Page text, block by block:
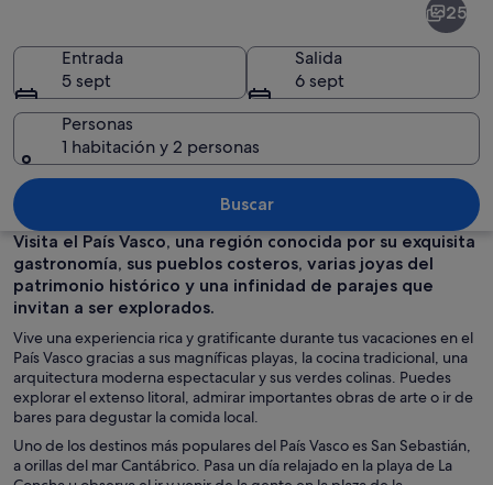
Un edificio moderno con un diseño
25
Entrada
5 sept
Salida
6 sept
Personas
1 habitación y 2 personas
Buscar
Visita el País Vasco, una región conocida por su exquisita
gastronomía, sus pueblos costeros, varias joyas del
patrimonio histórico y una infinidad de parajes que
invitan a ser explorados.
Vive una experiencia rica y gratificante durante tus vacaciones en el
País Vasco gracias a sus magníficas playas, la cocina tradicional, una
arquitectura moderna espectacular y sus verdes colinas. Puedes
explorar el extenso litoral, admirar importantes obras de arte o ir de
bares para degustar la comida local.
Uno de los destinos más populares del País Vasco es San Sebastián,
a orillas del mar Cantábrico. Pasa un día relajado en la playa de La